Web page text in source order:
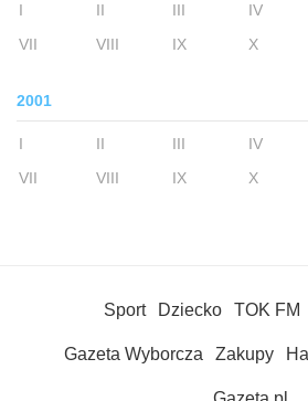
I II III IV
VII
VIII IX X
2001
I II III IV
VII
VIII IX X
Sport Dziecko TOK FM
Gazeta Wyborcza Zakupy